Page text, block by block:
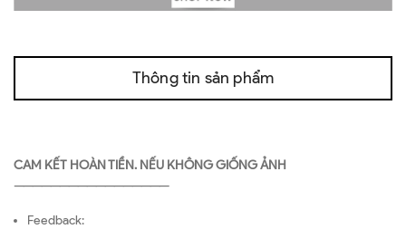
Thông tin sản phẩm
CAM KẾT HOÀN TIỀN. NẾU KHÔNG GIỐNG ẢNH
—————————————————
Feedback: